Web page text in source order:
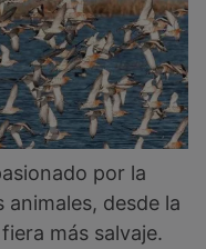
por la
desde la
más salvaje.